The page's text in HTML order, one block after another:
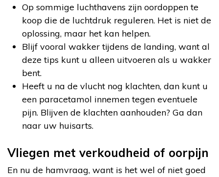
Op sommige luchthavens zijn oordoppen te
koop die de luchtdruk reguleren. Het is niet de
oplossing, maar het kan helpen.
Blijf vooral wakker tijdens de landing, want al
deze tips kunt u alleen uitvoeren als u wakker
bent.
Heeft u na de vlucht nog klachten, dan kunt u
een paracetamol innemen tegen eventuele
pijn. Blijven de klachten aanhouden? Ga dan
naar uw huisarts.
Vliegen met verkoudheid of oorpijn
En nu de hamvraag, want is het wel of niet goed